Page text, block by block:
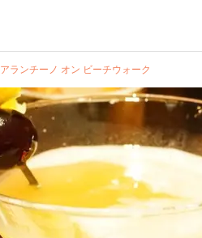
アランチーノ オン ビーチウォーク